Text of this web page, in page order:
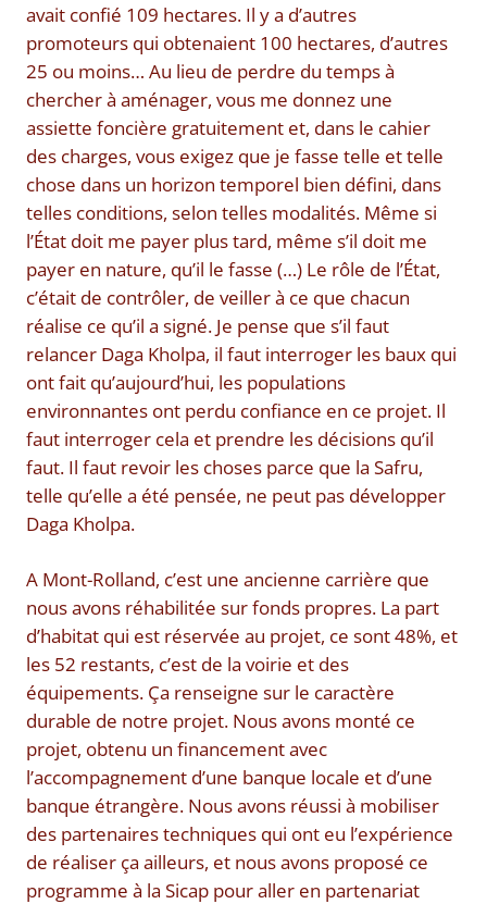
avait confié 109 hectares. Il y a d’autres
promoteurs qui obtenaient 100 hectares, d’autres
25 ou moins… Au lieu de perdre du temps à
chercher à aménager, vous me donnez une
assiette foncière gratuitement et, dans le cahier
des charges, vous exigez que je fasse telle et telle
chose dans un horizon temporel bien défini, dans
telles conditions, selon telles modalités. Même si
l’État doit me payer plus tard, même s’il doit me
payer en nature, qu’il le fasse (…) Le rôle de l’État,
c’était de contrôler, de veiller à ce que chacun
réalise ce qu’il a signé. Je pense que s’il faut
relancer Daga Kholpa, il faut interroger les baux qui
ont fait qu’aujourd’hui, les populations
environnantes ont perdu confiance en ce projet. Il
faut interroger cela et prendre les décisions qu’il
faut. Il faut revoir les choses parce que la Safru,
telle qu’elle a été pensée, ne peut pas développer
Daga Kholpa.
A Mont-Rolland, c’est une ancienne carrière que
nous avons réhabilitée sur fonds propres. La part
d’habitat qui est réservée au projet, ce sont 48%, et
les 52 restants, c’est de la voirie et des
équipements. Ça renseigne sur le caractère
durable de notre projet. Nous avons monté ce
projet, obtenu un financement avec
l’accompagnement d’une banque locale et d’une
banque étrangère. Nous avons réussi à mobiliser
des partenaires techniques qui ont eu l’expérience
de réaliser ça ailleurs, et nous avons proposé ce
programme à la Sicap pour aller en partenariat